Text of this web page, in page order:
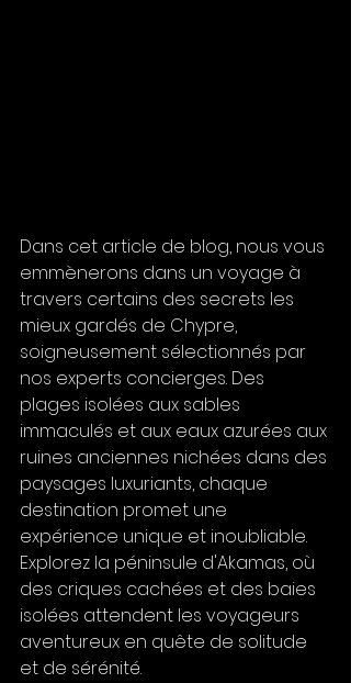
Dans cet article de blog, nous vous
emmènerons dans un voyage à
travers certains des secrets les
mieux gardés de Chypre,
soigneusement sélectionnés par
nos experts concierges. Des
plages isolées aux sables
immaculés et aux eaux azurées aux
ruines anciennes nichées dans des
paysages luxuriants, chaque
destination promet une
expérience unique et inoubliable.
Explorez la péninsule d'Akamas, où
des criques cachées et des baies
isolées attendent les voyageurs
aventureux en quête de solitude
et de sérénité.